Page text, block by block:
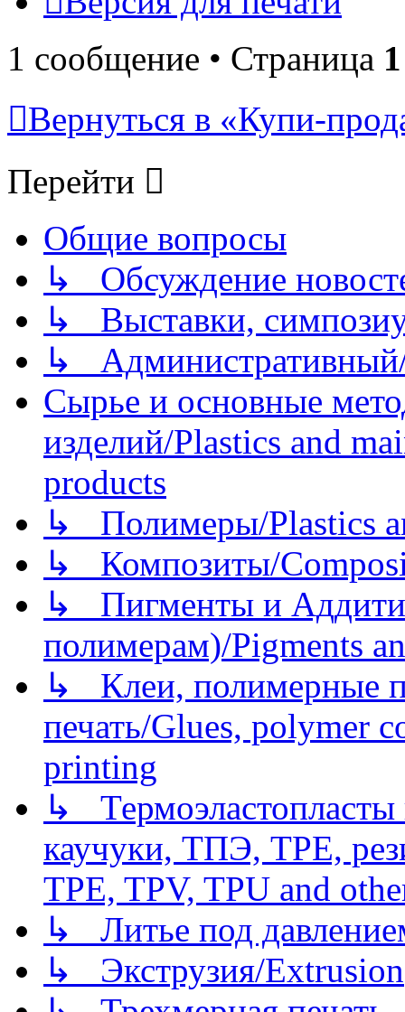
1 сообщение • Страница 1
Вернуться в «Купи-
Перейти
Общие вопросы
↳ Обсуждение
↳ Выставки,
↳
Сырье и основные
изделий/Plastics and
products
↳ Полимеры/Plastics
↳ Композиты/
↳ Пигменты и
полимерам)/Pigments
↳ Клеи, полимерные
печать/Glues, polymer
printing
↳
каучуки, ТПЭ, TPE,
TPE, TPV, TPU and
↳ Литье под
↳ Экструзия/Extrusion